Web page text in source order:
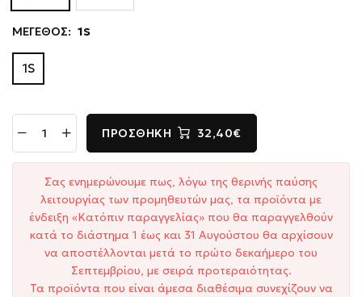
ΜΕΓΕΘΟΣ: 1S
1S
ΠΡΟΣΘΉΚΗ 32,40€
Σας ενημερώνουμε πως, λόγω της θερινής παύσης
λειτουργίας των προμηθευτών μας, τα προϊόντα με
ένδειξη «Κατόπιν παραγγελίας» που θα παραγγελθούν
κατά το διάστημα 1 έως και 31 Αυγούστου θα αρχίσουν
να αποστέλλονται μετά το πρώτο δεκαήμερο του
Σεπτεμβρίου, με σειρά προτεραιότητας.
Τα προϊόντα που είναι άμεσα διαθέσιμα συνεχίζουν να